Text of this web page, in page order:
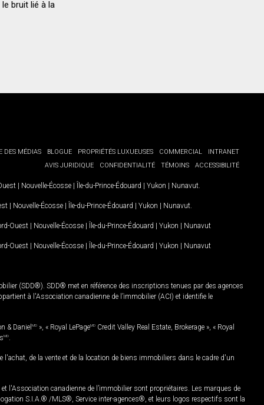
bruit lié à la
DES MÉDIAS BLOGUE PROPRIÉTÉS LUXUEUSES COMMERCIAL
INTRANET
AVIS JURIDIQUE
CONFIDENTIALITÉ TÉMOINS ACCESSIBILITÉ
| Nouvelle-Écosse | Île-du-Prince-Édouard | Yukon | Nunavut
| Nouvelle-Écosse | Île-du-Prince-Édouard | Yukon | Nunavut
Ouest | Nouvelle-Écosse | Île-du-Prince-Édouard | Yukon | Nunavut
Ouest | Nouvelle-Écosse | Île-du-Prince-Édouard | Yukon | Nunavut
(SDD®). SDD® met en référence des inscriptions tenues par des agences
à l'Association canadienne de l’immobilier (ACI) et identifie le
& Daniel MD », « Royal LePageMD Credit Valley Real Estate, Brokerage », « Royal
MD
de la vente et de la location de biens immobiliers dans le cadre d'un
l'Association canadienne de l’immobilier sont propriétaires. Les marques de
S.I.A.® /MLS®, Service inter-agences®, et leurs logos respectifs sont la